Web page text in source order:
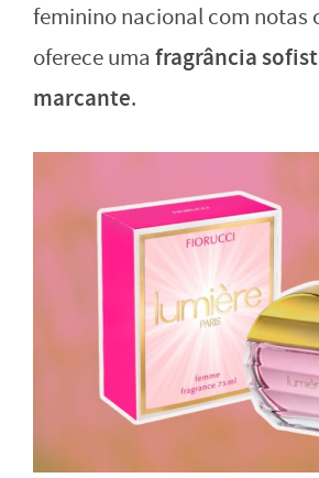
feminino nacional com notas
oferece uma fragrância
marcante.